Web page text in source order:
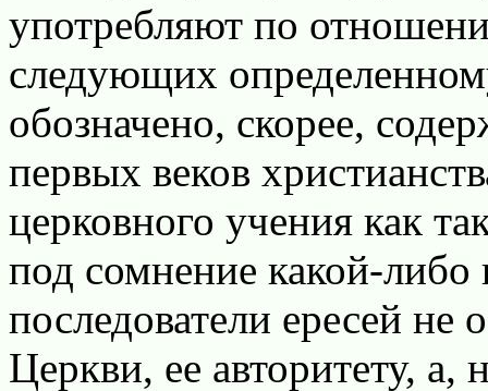
употребляют по
следующих
обозначено, скорее,
первых веков
церковного учения как
под сомнение какой-
последователи ересей не
Церкви, ее авторитету, а,